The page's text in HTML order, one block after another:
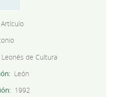
Artículo
de Cultura
León
1992